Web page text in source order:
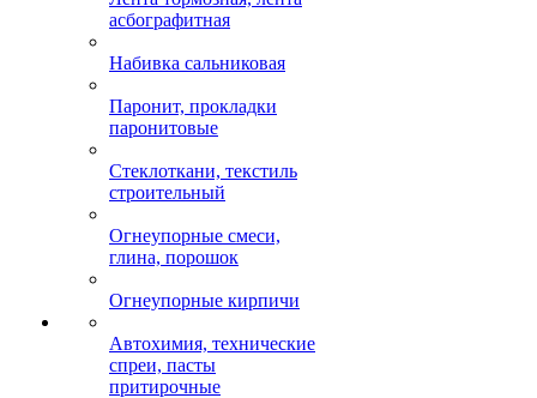
асбографитная
Набивка сальниковая
Паронит, прокладки
паронитовые
Стеклоткани, текстиль
строительный
Огнеупорные смеси,
глина, порошок
Огнеупорные кирпичи
Автохимия, технические
спреи, пасты
притирочные